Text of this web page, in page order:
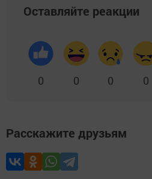
Оставляйте реакции
0 0 0 0
Расскажите друзьям